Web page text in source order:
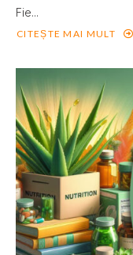
Fie...
CITEȘTE MAI MULT